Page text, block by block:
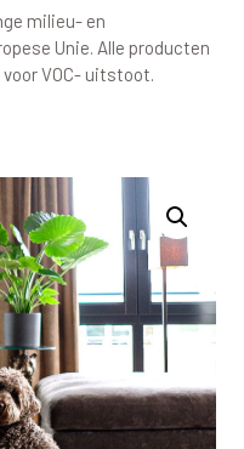
milieu- en
Unie. Alle producten
voor VOC- uitstoot.